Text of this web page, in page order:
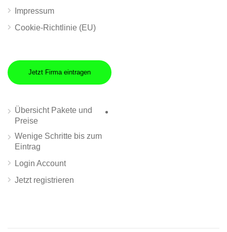
Impressum
Cookie-Richtlinie (EU)
Jetzt Firma eintragen
Übersicht Pakete und
Preise
Wenige Schritte bis zum
Eintrag
Login Account
Jetzt registrieren